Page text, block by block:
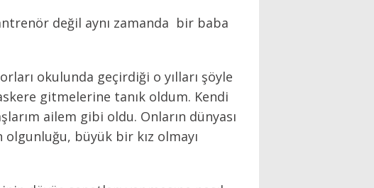
değil aynı zamanda bir baba
okulunda geçirdiği o yılları şöyle
gitmelerine tanık oldum. Kendi
ailem gibi oldu. Onların dünyası
büyük bir kız olmayı